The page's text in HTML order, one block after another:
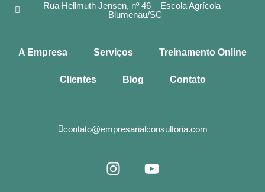
Rua Hellmuth Jensen, nº 46 – Escola Agrícola –
Blumenau/SC
A Empresa Serviços Treinamento Online
Clientes Blog Contato
contato@empresarialconsultoria.com